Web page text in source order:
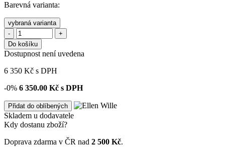
Barevná varianta:
vybraná varianta
-
+
Do košíku
Dostupnost není uvedena
6 350 Kč s DPH
-0% 6 350.00 Kč s DPH
Přidat do oblíbených
Skladem u dodavatele
Kdy dostanu zboží?
Doprava zdarma v ČR nad 2 500 Kč.